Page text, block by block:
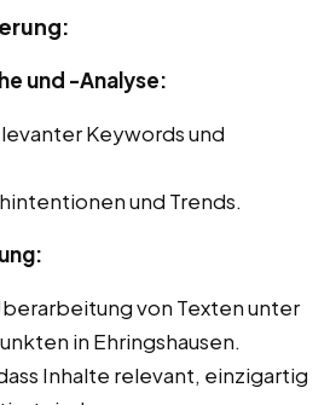
und -Analyse:
Keywords und
und Trends.
von Texten unter
in Ehringshausen.
Inhalte relevant, einzigartig